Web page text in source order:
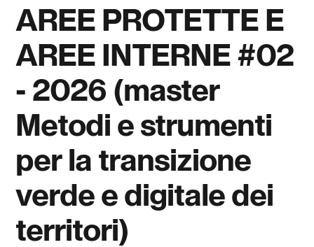
AREE PROTETTE E
AREE INTERNE #02
- 2026 (master
Metodi e strumenti
per la transizione
verde e digitale dei
territori)